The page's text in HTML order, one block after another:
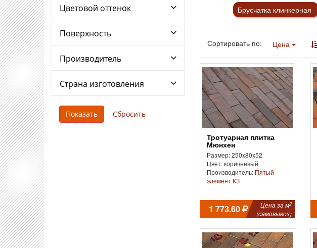
Цветовой оттенок
Поверхность
Производитель
Страна изготовления
Брусчатка клинкерная
Сортировать по: Цена
Тротуарная плитка
Мюнхен
Размер: 250x80x52
Цвет: коричневый
Производитель: Пятый
элемент КЗ
1 773.60 Цена за м2
(самовывоз)